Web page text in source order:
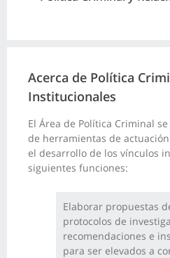
Acerca de Política
Institucionales
El Área de Política Criminal
de herramientas de
el desarrollo de los vínculos
siguientes funciones:
Elaborar propuestas
protocolos de
recomendaciones e
para ser elevados a